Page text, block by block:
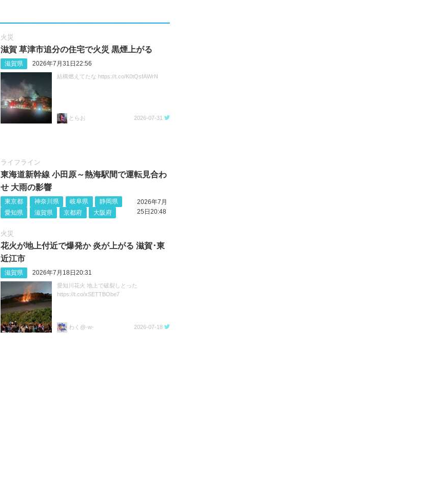
火災
滋賀 草津市追分の住宅で火災 黒煙上がる
滋賀県 2026年7月31日22:56
結構燃えてたな https://t.co/K0tQsfAWrN
とらお 2026-07-31
ライフライン
東海道新幹線 小田原～熱海駅間で運転見合わ
せ 大雨の影響
東京都 神奈川県 岐阜県
静岡県
愛知県
滋賀県 京都府 大阪府
2026年7月
25日20:48
火災
花火が地上付近で爆発か 炎が上がる 滋賀･東
近江市
滋賀県 2026年7月18日20:31
愛知川花火 地上で破裂しとった
https://t.co/xSETTBObe7
わく@-w- 2026-07-18